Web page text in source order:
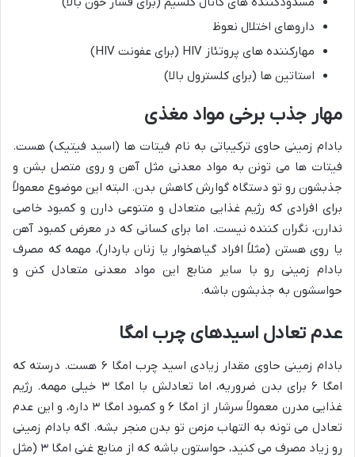
داروهای اختلال نعوظ
مهارکننده های پروتئاز HIV (برای عفونت HIV)
استاتین ها (برای کلسترول بالا)
مهار جذب برخی مواد مغذی
بادام زمینی حاوی ترکیباتی به نام فیتات ها (اسید فیتیک) هست.
فیتات ها می تونن به مواد معدنی مثل آهن و روی متصل بشن و
جذبشون رو تو دستگاه گوارش کاهش بدن. البته این موضوع معمولاً
برای افرادی که رژیم غذایی متعادل و متنوعی دارن و کمبود خاصی
ندارن، نگران کننده نیست. اما برای کسانی که در معرض کمبود آهن
یا روی هستن (مثلاً افراد گیاهخوار یا زنان باردار)، مهمه که مصرف
بادام زمینی رو با سایر منابع این مواد معدنی متعادل کنن و
حواسشون به جذبشون باشه.
عدم تعادل اسیدهای چرب امگا
بادام زمینی حاوی مقدار زیادی اسید چرب امگا ۶ هست. درسته که
امگا ۶ برای بدن ضروریه، اما تعادلش با امگا ۳ خیلی مهمه. رژیم
غذایی مدرن معمولاً سرشار از امگا ۶ و کمبود امگا ۳ داره، و این عدم
تعادل می تونه به التهاب مزمن تو بدن منجر بشه. اگه بادام زمینی
رو زیاد مصرف می کنید، حواستون باشه که از منابع غنی امگا ۳ (مثل